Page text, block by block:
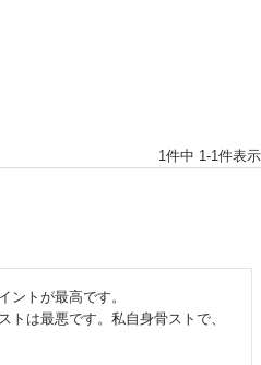
1 件中 1 -1 件表示
ントが最高です。
トは最悪です。私自身骨ストで、